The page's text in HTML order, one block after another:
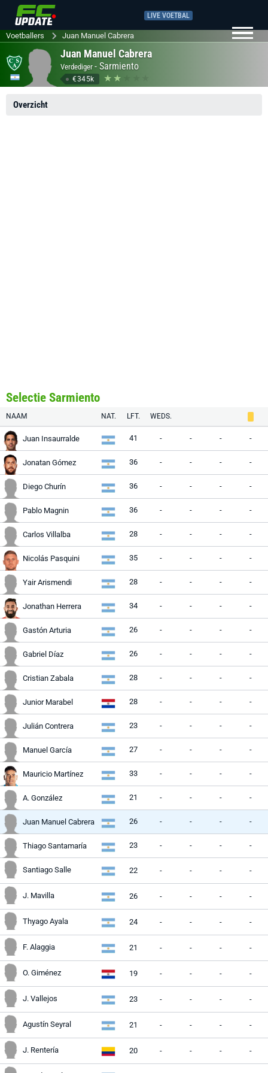
LIVE VOETBAL
Voetballers Juan Manuel Cabrera
Juan Manuel Cabrera
Verdediger - Sarmiento
€345k
Overzicht
Selectie Sarmiento
NAAM NAT. LFT. WEDS.
Juan Insaurralde 41 - - - -
Jonatan Gómez 36 - - - -
Diego Churín 36 - - - -
Pablo Magnin 36 - - - -
Carlos Villalba 28 - - - -
Nicolás Pasquini 35 - - - -
Yair Arismendi 28 - - - -
Jonathan Herrera 34 - - - -
Gastón Arturia 26 - - - -
Gabriel Díaz 26 - - - -
Cristian Zabala 28 - - - -
Junior Marabel 28 - - - -
Julián Contrera 23 - - - -
Manuel García 27 - - - -
Mauricio Martínez 33 - - - -
A. González 21 - - - -
Juan Manuel Cabrera 26 - - - -
Thiago Santamaría 23 - - - -
Santiago Salle 22 - - - -
J. Mavilla 26 - - - -
Thyago Ayala 24 - - - -
F. Alaggia 21 - - - -
O. Giménez 19 - - - -
J. Vallejos 23 - - - -
Agustín Seyral 21 - - - -
J. Rentería 20 - - - -